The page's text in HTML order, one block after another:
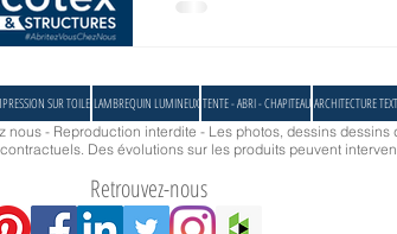
SUR TOILE LAMBREQUIN LUMINEUX TENTE - ABRI - CHAPITEAU ARCHITECTURE
- Reproduction interdite - Les photos, dessins
Des évolutions sur les produits peuvent
Retrouvez-nous